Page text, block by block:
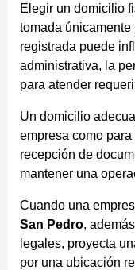
Elegir un domicilio
tomada
registrada puede
administrativa, la
para atender
Un domicilio
empresa como
recepción de
mantener una
Cuando una
San Pedro,
legales, proyecta
por una ubicación